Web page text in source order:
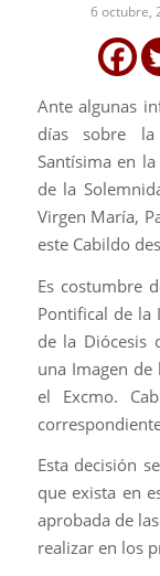
6 octubre,
Ante algunas
días sobre
Santísima en
de la
Virgen María,
este Cabildo
Es costumbre
Pontifical de la
de la Diócesis
una Imagen
el Excmo.
Esta decisión
que exista en
aprobada de
realizar en los